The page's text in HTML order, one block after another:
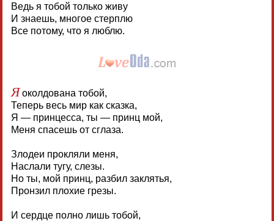
Ведь я тобой только живу
И знаешь, многое стерплю
Все потому, что я люблю.
Яоколдована тобой,
Теперь весь мир как сказка,
Я — принцесса, ты — принц мой,
Меня спасешь от сглаза.
Злодеи прокляли меня,
Наслали тугу, слезы.
Но ты, мой принц, разбил заклятья,
Пронзил плохие грезы.
И сердце полно лишь тобой,